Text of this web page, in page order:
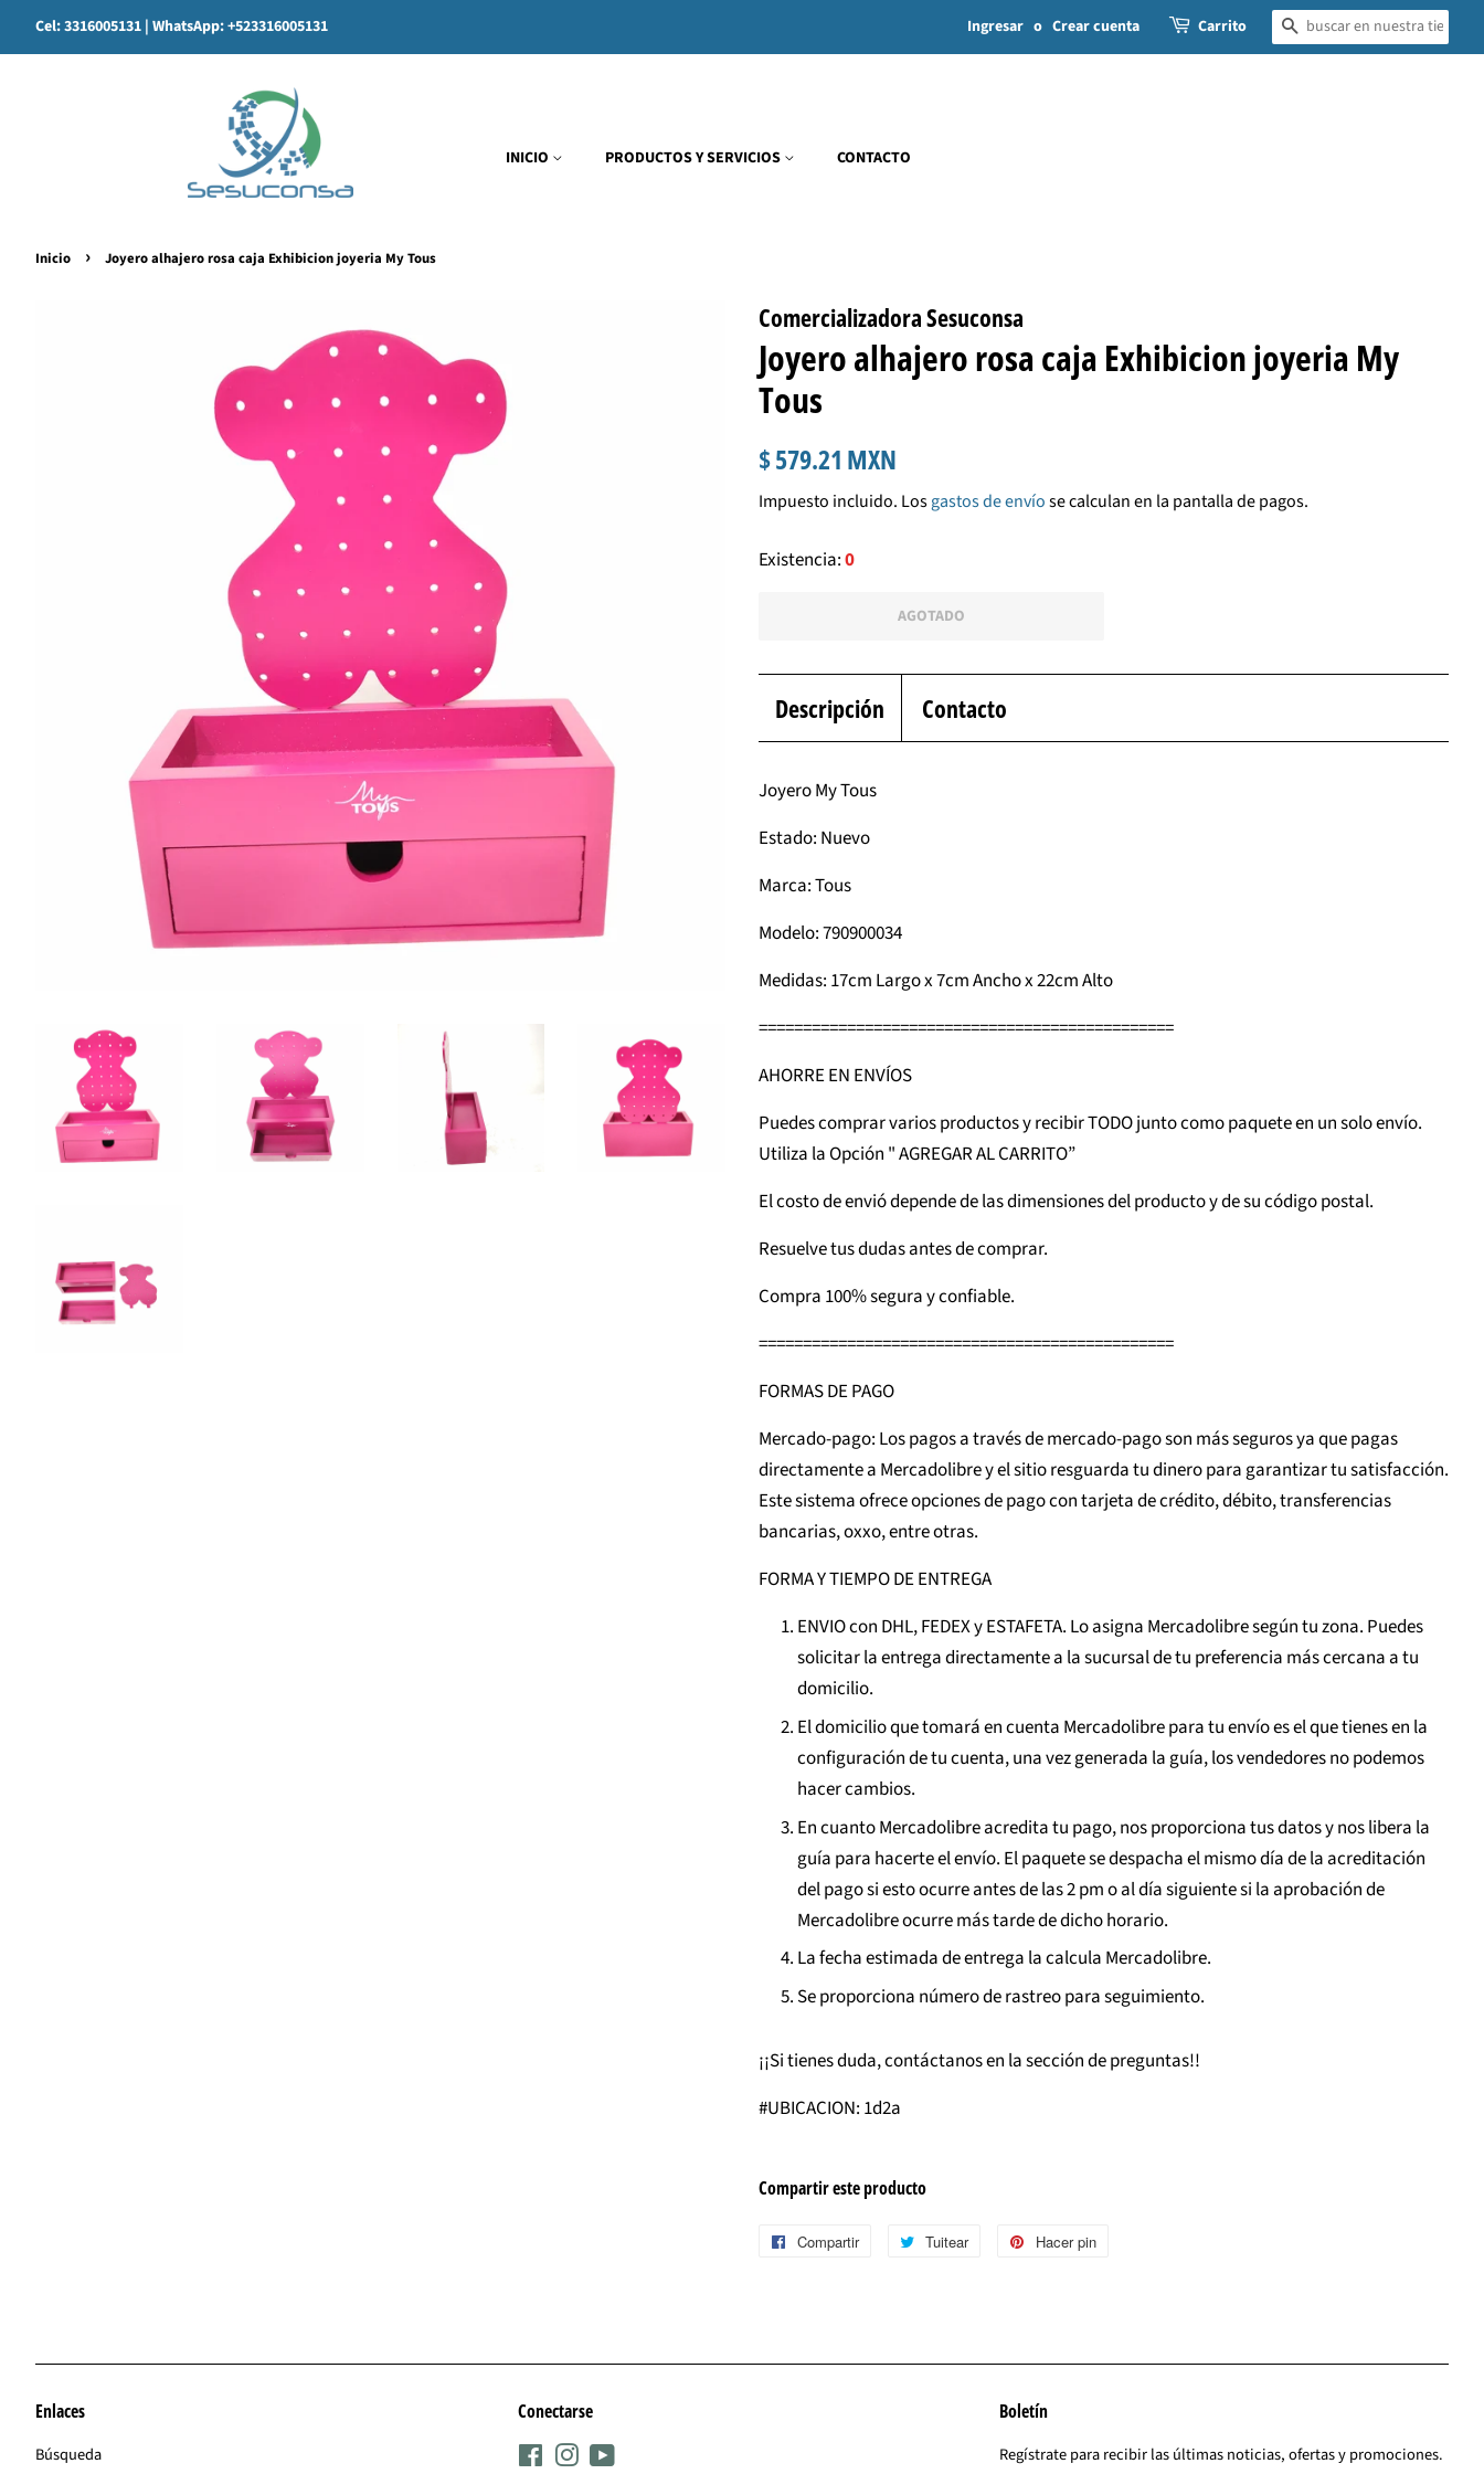
Cel: 3316005131 | WhatsApp: +523316005131 Ingresar o Crear cuenta Carrito BUSCAR
INICIO PRODUCTOS Y SERVICIOS CONTACTO
Inicio › Joyero alhajero rosa caja Exhibicion joyeria My Tous
Comercializadora Sesuconsa
Joyero alhajero rosa caja Exhibicion joyeria My
Tous
Precio
$ 579.21 MXN
venta
Impuesto incluido. Losgastos de envíose calculan en la pantalla de pagos.
Existencia:0
AGOTADO
Descripción Contacto
Joyero My Tous
Estado: Nuevo
Marca: Tous
Modelo: 790900034
Medidas: 17cm Largo x 7cm Ancho x 22cm Alto
===============================================
AHORRE EN ENVÍOS
Puedes comprar varios productos y recibir TODO junto como paquete en un solo envío.
Utiliza la Opción " AGREGAR AL CARRITO”
El costo de envió depende de las dimensiones del producto y de su código postal.
Resuelve tus dudas antes de comprar.
Compra 100% segura y confiable.
===============================================
FORMAS DE PAGO
Mercado-pago: Los pagos a través de mercado-pago son más seguros ya que pagas
directamente a Mercadolibre y el sitio resguarda tu dinero para garantizar tu satisfacción.
Este sistema ofrece opciones de pago con tarjeta de crédito, débito, transferencias
bancarias, oxxo, entre otras.
FORMA Y TIEMPO DE ENTREGA
ENVIO con DHL, FEDEX y ESTAFETA. Lo asigna Mercadolibre según tu zona. Puedes
solicitar la entrega directamente a la sucursal de tu preferencia más cercana a tu
domicilio.
El domicilio que tomará en cuenta Mercadolibre para tu envío es el que tienes en la
configuración de tu cuenta, una vez generada la guía, los vendedores no podemos
hacer cambios.
En cuanto Mercadolibre acredita tu pago, nos proporciona tus datos y nos libera la
guía para hacerte el envío. El paquete se despacha el mismo día de la acreditación
del pago si esto ocurre antes de las 2 pm o al día siguiente si la aprobación de
Mercadolibre ocurre más tarde de dicho horario.
La fecha estimada de entrega la calcula Mercadolibre.
Se proporciona número de rastreo para seguimiento.
¡¡Si tienes duda, contáctanos en la sección de preguntas!!
#UBICACION: 1d2a
Compartir este producto
Compartir
CompartirTuitear
Tuitear
Hacer pin
Enlaces
Búsqueda
Conectarse
Facebook
InstagramYouTube
Boletín
Regístrate para recibir las últimas noticias, ofertas y promociones.